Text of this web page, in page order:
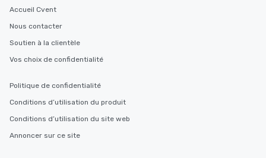
Accueil Cvent
Nous contacter
Soutien à la clientèle
Vos choix de confidentialité
Politique de confidentialité
Conditions d’utilisation du produit
Conditions d’utilisation du site web
Annoncer sur ce site